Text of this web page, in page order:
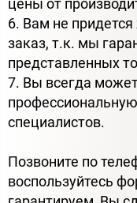
цены от
6. Вам не
заказ, т.к. мы
представленных
7. Вы всегда
специалистов.
Позвоните по
воспользуйтесь